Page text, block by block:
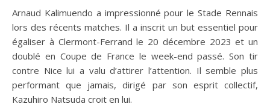
Arnaud Kalimuendo a impressionné pour le Stade Rennais
lors des récents matches. Il a inscrit un but essentiel pour
égaliser à Clermont-Ferrand le 20 décembre 2023 et un
doublé en Coupe de France le week-end passé. Son tir
contre Nice lui a valu d’attirer l’attention. Il semble plus
performant que jamais, dirigé par son esprit collectif,
Kazuhiro Natsuda croit en lui.